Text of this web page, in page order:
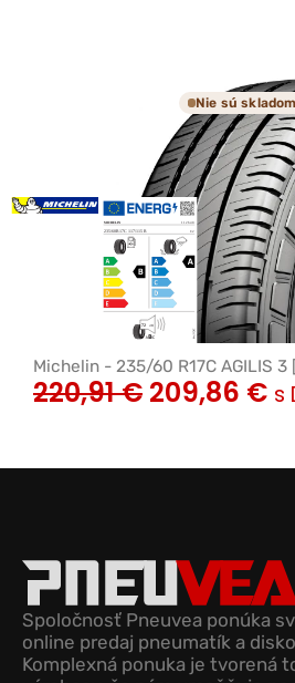
Nie sú
Michelin - 235/60 R17C AGILIS 3
220,91€ 209,86 € s
Spoločnosť Pneuvea ponúka
online predaj pneumatík a
Komplexná ponuka je tvorená